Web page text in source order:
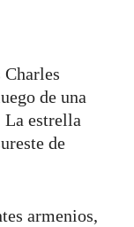
de una
La estrella
de
armenios,